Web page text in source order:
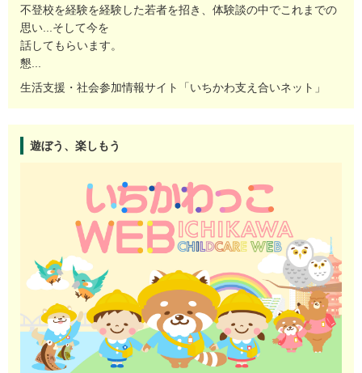
不登校を経験を経験した若者を招き、体験談の中でこれまでの
思い...そして今を
話してもらいます。
懇...
生活支援・社会参加情報サイト「いちかわ支え合いネット」
遊ぼう、楽しもう